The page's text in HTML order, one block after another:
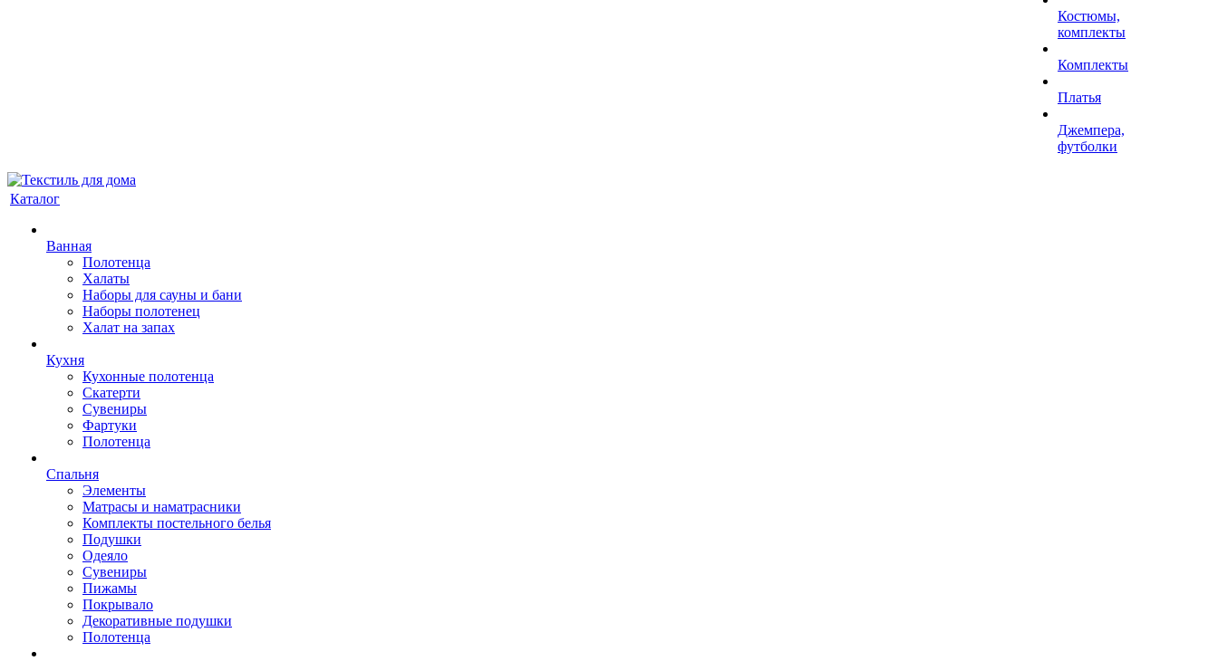
Костюмы,
комплекты
Комплекты
Платья
Джемпера,
футболки
Каталог
Ванная
Полотенца
Халаты
Наборы для сауны и бани
Наборы полотенец
Халат на запах
Кухня
Кухонные полотенца
Скатерти
Сувениры
Фартуки
Полотенца
Спальня
Элементы
Матрасы и наматрасники
Комплекты постельного белья
Подушки
Одеяло
Сувениры
Пижамы
Покрывало
Декоративные подушки
Полотенца